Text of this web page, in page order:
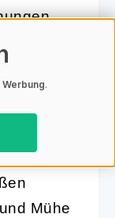
300 T
und
Mühe
.